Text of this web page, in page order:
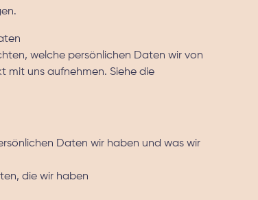
welche persönlichen Daten wir von
mit uns aufnehmen. Siehe die
Daten wir haben und was wir
die wir haben